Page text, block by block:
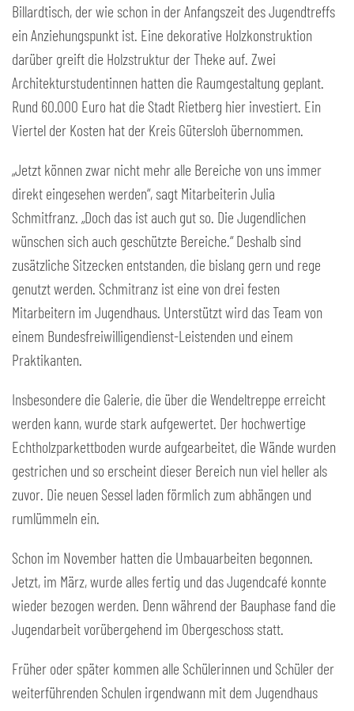
Billardtisch, der wie schon in der Anfangszeit des Jugendtreffs
ein Anziehungspunkt ist. Eine dekorative Holzkonstruktion
darüber greift die Holzstruktur der Theke auf. Zwei
Architekturstudentinnen hatten die Raumgestaltung geplant.
Rund 60.000 Euro hat die Stadt Rietberg hier investiert. Ein
Viertel der Kosten hat der Kreis Gütersloh übernommen.
„Jetzt können zwar nicht mehr alle Bereiche von uns immer
direkt eingesehen werden“, sagt Mitarbeiterin Julia
Schmitfranz. „Doch das ist auch gut so. Die Jugendlichen
wünschen sich auch geschützte Bereiche.“ Deshalb sind
zusätzliche Sitzecken entstanden, die bislang gern und rege
genutzt werden. Schmitranz ist eine von drei festen
Mitarbeitern im Jugendhaus. Unterstützt wird das Team von
einem Bundesfreiwilligendienst-Leistenden und einem
Praktikanten.
Insbesondere die Galerie, die über die Wendeltreppe erreicht
werden kann, wurde stark aufgewertet. Der hochwertige
Echtholzparkettboden wurde aufgearbeitet, die Wände wurden
gestrichen und so erscheint dieser Bereich nun viel heller als
zuvor. Die neuen Sessel laden förmlich zum abhängen und
rumlümmeln ein.
Schon im November hatten die Umbauarbeiten begonnen.
Jetzt, im März, wurde alles fertig und das Jugendcafé konnte
wieder bezogen werden. Denn während der Bauphase fand die
Jugendarbeit vorübergehend im Obergeschoss statt.
Früher oder später kommen alle Schülerinnen und Schüler der
weiterführenden Schulen irgendwann mit dem Jugendhaus